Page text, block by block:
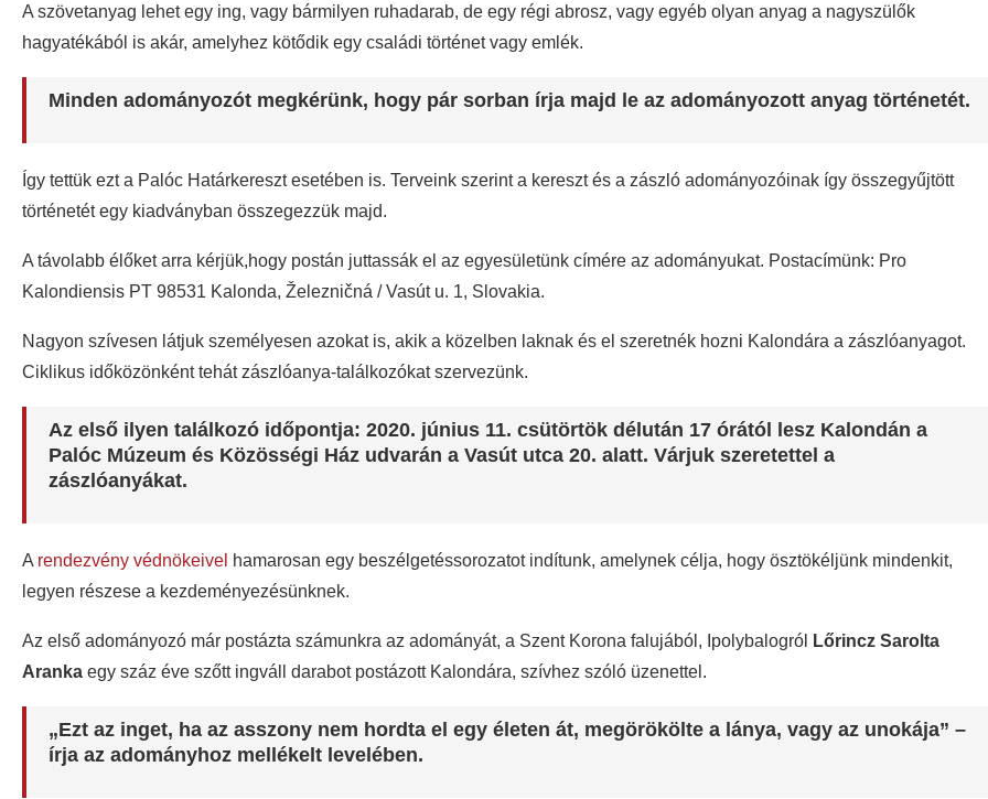
A szövetanyag lehet egy ing, vagy bármilyen ruhadarab, de egy régi abrosz, vagy egyéb olyan anyag a nagyszülők
hagyatékából is akár, amelyhez kötődik egy családi történet vagy emlék.
Minden adományozót megkérünk, hogy pár sorban írja majd le az adományozott anyag történetét.
Így tettük ezt a Palóc Határkereszt esetében is. Terveink szerint a kereszt és a zászló adományozóinak így összegyűjtött
történetét egy kiadványban összegezzük majd.
A távolabb élőket arra kérjük,hogy postán juttassák el az egyesületünk címére az adományukat. Postacímünk: Pro
Kalondiensis PT 98531 Kalonda, Železničná / Vasút u. 1, Slovakia.
Nagyon szívesen látjuk személyesen azokat is, akik a közelben laknak és el szeretnék hozni Kalondára a zászlóanyagot.
Ciklikus időközönként tehát zászlóanya-találkozókat szervezünk.
Az első ilyen találkozó időpontja: 2020. június 11. csütörtök délután 17 órától lesz Kalondán a
Palóc Múzeum és Közösségi Ház udvarán a Vasút utca 20. alatt. Várjuk szeretettel a
zászlóanyákat.
A rendezvény védnökeivel hamarosan egy beszélgetéssorozatot indítunk, amelynek célja, hogy ösztökéljünk mindenkit,
legyen részese a kezdeményezésünknek.
Az első adományozó már postázta számunkra az adományát, a Szent Korona falujából, Ipolybalogról
Lőrincz Sarolta
Aranka egy száz éve szőtt ingváll darabot postázott Kalondára, szívhez szóló üzenettel.
„Ezt az inget, ha az asszony nem hordta el egy életen át, megörökölte a lánya, vagy az unokája” –
írja az adományhoz mellékelt levelében.